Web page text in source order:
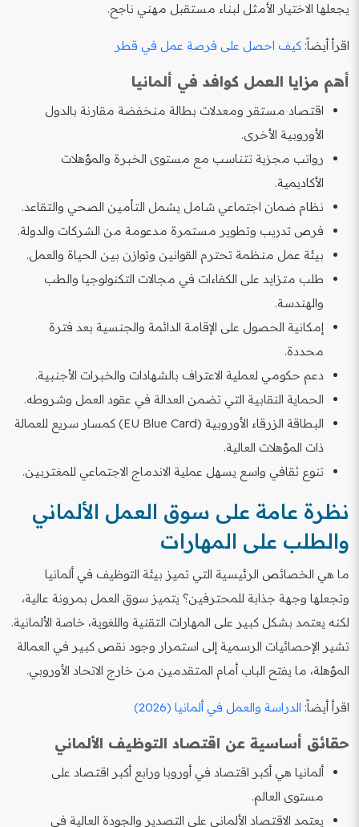
يجعلها الاختيار الأمثل لبناء مستقبل مهني ناجح.
اقرأ أيضاً: كيف احصل على فرصة عمل في قطر
أهم مزايا العمل كوافد في ألمانيا
اقتصاد مستقر ومعدلات بطالة منخفضة مقارنة بالدول
الأوروبية الأخرى.
رواتب مجزية تتناسب مع مستوى الخبرة والمؤهلات
الأكاديمية.
نظام ضمان اجتماعي شامل يشمل التأمين الصحي والتقاعد.
فرص تدريب وتطوير مستمرة مدعومة من الشركات والدولة.
بيئة عمل منظمة تحترم القوانين وتوازن بين الحياة والعمل.
طلب متزايد على الكفاءات في مجالات التكنولوجيا والطب
والهندسة.
إمكانية الحصول على الإقامة الدائمة والجنسية بعد فترة
محددة.
دعم حكومي لعملية الاعتراف بالشهادات والخبرات الأجنبية.
الحماية النقابية التي تضمن العدالة في عقود العمل وشروطه.
البطاقة الزرقاء الأوروبية (EU Blue Card) كمسار سريع للعمالة
ذات المؤهلات العالية.
تنوع ثقافي واسع يسهل عملية الاندماج الاجتماعي للمغتربين.
نظرة عامة على سوق العمل الألماني
والطلب على المهارات
ما هي الخصائص الرئيسية التي تميز بيئة التوظيف في ألمانيا
وتجعلها وجهة جذابة للمحترفين؟ يتميز سوق العمل بمرونة عالية،
لكنه يعتمد بشكل كبير على المهارات التقنية واللغوية، خاصة الألمانية.
تشير الإحصائيات الرسمية إلى استمرار وجود نقص كبير في العمالة
المؤهلة، ما يفتح الباب أمام المتقدمين من خارج الاتحاد الأوروبي.
اقرأ أيضاً: الدراسة والعمل في ألمانيا (2026)
حقائق أساسية عن اقتصاد التوظيف الألماني
ألمانيا هي أكبر اقتصاد في أوروبا ورابع أكبر اقتصاد على
مستوى العالم.
يعتمد الاقتصاد الألماني على التصدير والجودة العالية في